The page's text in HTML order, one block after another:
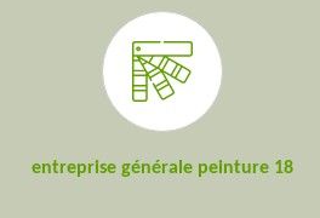
entreprise générale peinture 18